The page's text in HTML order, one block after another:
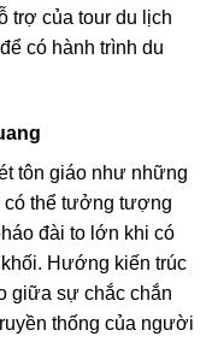
trợ của tour du lịch
có hành trình du
tôn giáo như những
có thể tưởng tượng
đài to lớn khi có
Hướng kiến trúc
giữa sự chắc chắn
thống của người